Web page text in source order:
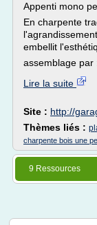
Appenti mono
En charpente
embellit
assemblage par
Lire la suite
Site : http://
Thèmes liés :
charpente bois une
9 Ressources